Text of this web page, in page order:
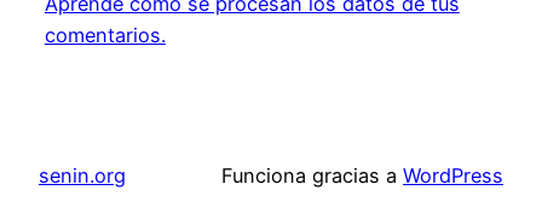
comentarios.
senin.org Funciona gracias a WordPress